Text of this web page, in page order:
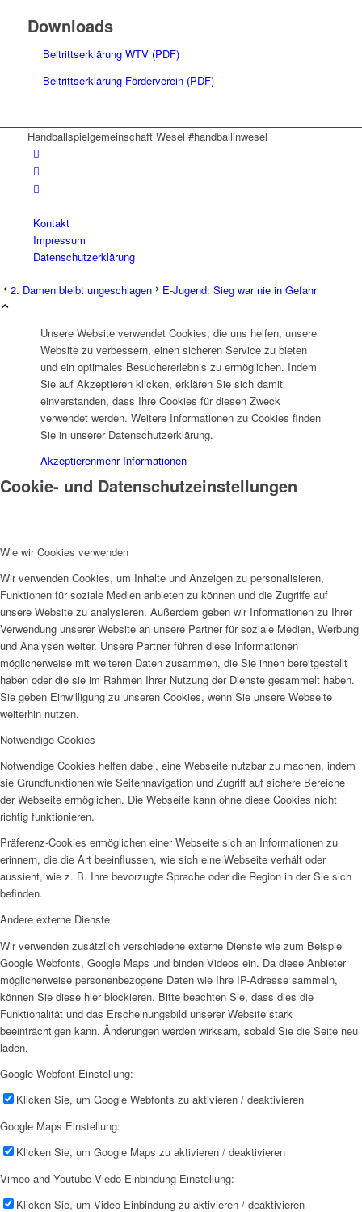
Downloads
Beitrittserklärung WTV (PDF)
Beitrittserklärung Förderverein (PDF)
Handballspielgemeinschaft Wesel #handballinwesel
Kontakt
Impressum
Datenschutzerklärung
2. Damen bleibt ungeschlagen E-Jugend: Sieg war nie in Gefahr
Unsere Website verwendet Cookies, die uns helfen, unsere
Website zu verbessern, einen sicheren Service zu bieten
und ein optimales Besuchererlebnis zu ermöglichen. Indem
Sie auf Akzeptieren klicken, erklären Sie sich damit
einverstanden, dass Ihre Cookies für diesen Zweck
verwendet werden. Weitere Informationen zu Cookies finden
Sie in unserer Datenschutzerklärung.
Akzeptierenmehr Informationen
Cookie- und Datenschutzeinstellungen
Wie wir Cookies verwenden
Wir verwenden Cookies, um Inhalte und Anzeigen zu personalisieren,
Funktionen für soziale Medien anbieten zu können und die Zugriffe auf
unsere Website zu analysieren. Außerdem geben wir Informationen zu Ihrer
Verwendung unserer Website an unsere Partner für soziale Medien, Werbung
und Analysen weiter. Unsere Partner führen diese Informationen
möglicherweise mit weiteren Daten zusammen, die Sie ihnen bereitgestellt
haben oder die sie im Rahmen Ihrer Nutzung der Dienste gesammelt haben.
Sie geben Einwilligung zu unseren Cookies, wenn Sie unsere Webseite
weiterhin nutzen.
Notwendige Cookies
Notwendige Cookies helfen dabei, eine Webseite nutzbar zu machen, indem
sie Grundfunktionen wie Seitennavigation und Zugriff auf sichere Bereiche
der Webseite ermöglichen. Die Webseite kann ohne diese Cookies nicht
richtig funktionieren.
Präferenz-Cookies ermöglichen einer Webseite sich an Informationen zu
erinnern, die die Art beeinflussen, wie sich eine Webseite verhält oder
aussieht, wie z. B. Ihre bevorzugte Sprache oder die Region in der Sie sich
befinden.
Andere externe Dienste
Wir verwenden zusätzlich verschiedene externe Dienste wie zum Beispiel
Google Webfonts, Google Maps und binden Videos ein. Da diese Anbieter
möglicherweise personenbezogene Daten wie Ihre IP-Adresse sammeln,
können Sie diese hier blockieren. Bitte beachten Sie, dass dies die
Funktionalität und das Erscheinungsbild unserer Website stark
beeinträchtigen kann. Änderungen werden wirksam, sobald Sie die Seite neu
laden.
Google Webfont Einstellung:
Klicken Sie, um Google Webfonts zu aktivieren / deaktivieren
Google Maps Einstellung:
Klicken Sie, um Google Maps zu aktivieren / deaktivieren
Vimeo and Youtube Viedo Einbindung Einstellung:
Klicken Sie, um Video Einbindung zu aktivieren / deaktivieren